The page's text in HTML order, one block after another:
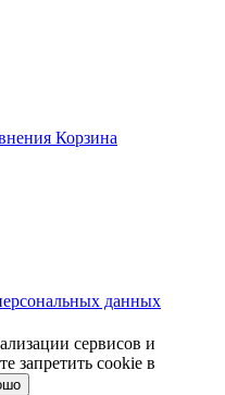
Корзина
данных
сервисов и
запретить cookie в